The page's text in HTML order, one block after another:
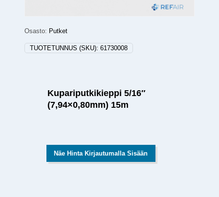
Osasto: Putket
TUOTETUNNUS (SKU): 61730008
Kupariputkikieppi 5/16″
(7,94×0,80mm) 15m
Näe Hinta Kirjautumalla Sisään